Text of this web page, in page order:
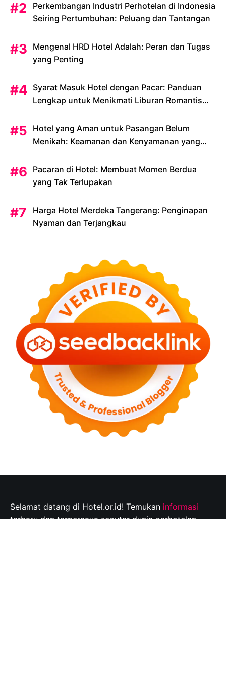
Perkembangan Industri Perhotelan di Indonesia
Seiring Pertumbuhan: Peluang dan Tantangan
Mengenal HRD Hotel Adalah: Peran dan Tugas
yang Penting
Syarat Masuk Hotel dengan Pacar: Panduan
Lengkap untuk Menikmati Liburan Romantis
Hotel yang Aman untuk Pasangan Belum
Menikah: Keamanan dan Kenyamanan yang
Pacaran di Hotel: Membuat Momen Berdua
yang Tak Terlupakan
Harga Hotel Merdeka Tangerang: Penginapan
Nyaman dan Terjangkau
Selamat datang di Hotel.or.id! Temukan informasi
terbaru dan terpercaya seputar dunia perhotelan,